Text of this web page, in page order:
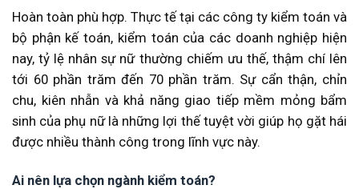
Hoàn toàn phù hợp. Thực tế tại các công ty kiểm toán và
bộ phận kế toán, kiểm toán của các doanh nghiệp hiện
nay, tỷ lệ nhân sự nữ thường chiếm ưu thế, thậm chí lên
tới 60 phần trăm đến 70 phần trăm. Sự cẩn thận, chỉn
chu, kiên nhẫn và khả năng giao tiếp mềm mỏng bẩm
sinh của phụ nữ là những lợi thế tuyệt vời giúp họ gặt hái
được nhiều thành công trong lĩnh vực này.
Ai nên lựa chọn ngành kiểm toán?